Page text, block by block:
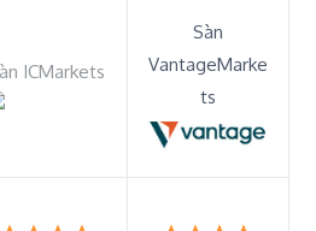
ICMarkets
Sàn
VantageMarke
ts